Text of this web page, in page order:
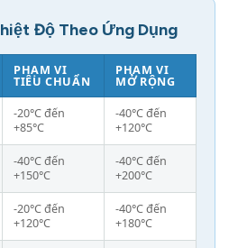
Độ Theo Ứng Dụng
PHẠM VI
TIÊU CHUẨN
PHẠM VI
MỞ RỘNG
-20°C đến
+85°C
-40°C đến
+120°C
-40°C đến
+150°C
-40°C đến
+200°C
-20°C đến
+120°C
-40°C đến
+180°C